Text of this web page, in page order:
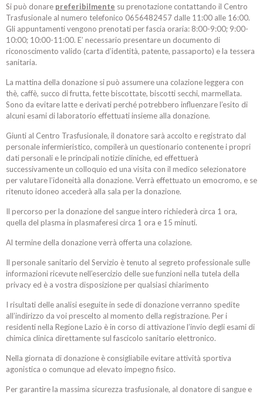
Si può donare preferibilmente su prenotazione contattando il Centro
Trasfusionale al numero telefonico 0656482457 dalle 11:00 alle 16:00.
Gli appuntamenti vengono prenotati per fascia oraria: 8:00-9:00; 9:00-
10:00; 10:00-11:00. E’ necessario presentare un documento di
riconoscimento valido (carta d’identità, patente, passaporto) e la tessera
sanitaria.
La mattina della donazione si può assumere una colazione leggera con
thè, caffè, succo di frutta, fette biscottate, biscotti secchi, marmellata.
Sono da evitare latte e derivati perché potrebbero influenzare l’esito di
alcuni esami di laboratorio effettuati insieme alla donazione.
Giunti al Centro Trasfusionale, il donatore sarà accolto e registrato dal
personale infermieristico, compilerà un questionario contenente i propri
dati personali e le principali notizie cliniche, ed effettuerà
successivamente un colloquio ed una visita con il medico selezionatore
per valutare l’idoneità alla donazione. Verrà effettuato un emocromo, e se
ritenuto idoneo accederà alla sala per la donazione.
Il percorso per la donazione del sangue intero richiederà circa 1 ora,
quella del plasma in plasmaferesi circa 1 ora e 15 minuti.
Al termine della donazione verrà offerta una colazione.
Il personale sanitario del Servizio è tenuto al segreto professionale sulle
informazioni ricevute nell’esercizio delle sue funzioni nella tutela della
privacy ed è a vostra disposizione per qualsiasi chiarimento
I risultati delle analisi eseguite in sede di donazione verranno spedite
all’indirizzo da voi prescelto al momento della registrazione. Per i
residenti nella Regione Lazio è in corso di attivazione l’invio degli esami di
chimica clinica direttamente sul fascicolo sanitario elettronico.
Nella giornata di donazione è consigliabile evitare attività sportiva
agonistica o comunque ad elevato impegno fisico.
Per garantire la massima sicurezza trasfusionale, al donatore di sangue e